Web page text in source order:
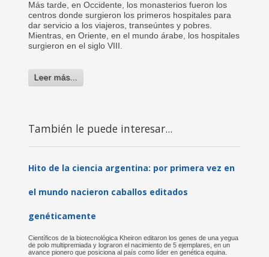
Más tarde, en Occidente, los monasterios fueron los
centros donde surgieron los primeros hospitales para
dar servicio a los viajeros, transeúntes y pobres.
Mientras, en Oriente, en el mundo árabe, los hospitales
surgieron en el siglo VIII.
Leer más...
También le puede interesar...
Hito de la ciencia argentina: por primera vez en
el mundo nacieron caballos editados
genéticamente
Científicos de la biotecnológica Kheiron editaron los genes de una yegua
de polo multipremiada y lograron el nacimiento de 5 ejemplares, en un
avance pionero que posiciona al país como líder en genética equina.